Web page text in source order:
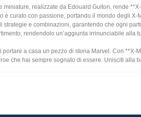
miniature, realizzate da Edouard Guiton, rende
è curato con passione, portando il mondo degli
strategie e combinazioni, garantendo che ogni
rendendolo un’aggiunta irrinunciabile alla
portare a casa un pezzo di storia Marvel. Con
che hai sempre sognato di essere. Unisciti alla